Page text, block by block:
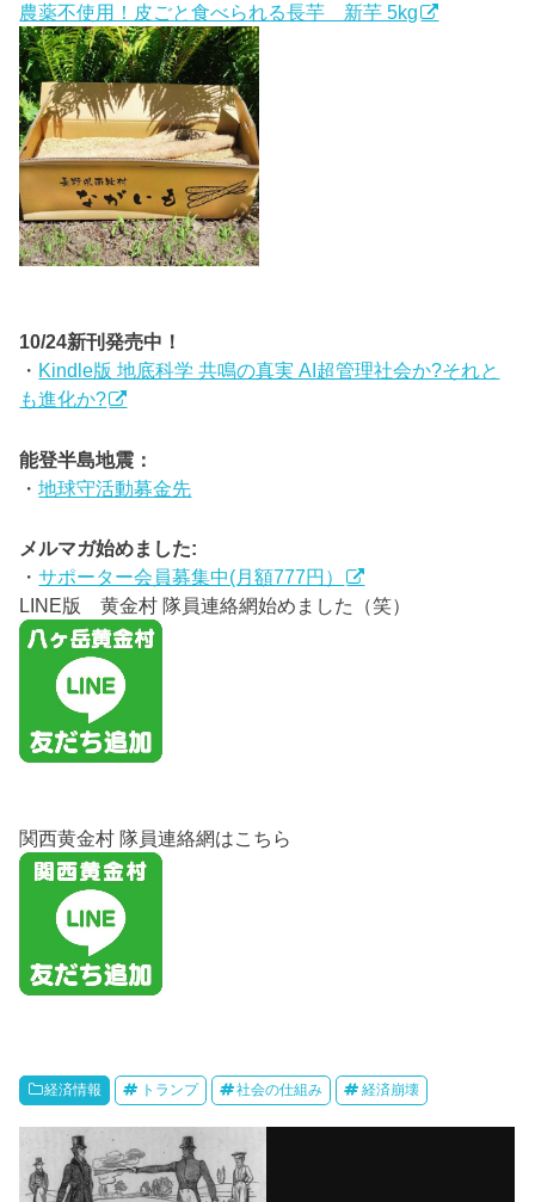
農薬不使用！皮ごと食べられる長芋 新芋 5kg
10/24新刊発売中！
・ Kindle版 地底科学 共鳴の真実 AI超管理社会か?それと
も進化か?
能登半島地震：
・地球守活動募金先
メルマガ始めました:
・サポーター会員募集中(月額777円）
LINE版 黄金村 隊員連絡網始めました（笑）
関西黄金村 隊員連絡網はこちら
経済情報 トランプ 社会の仕組み 経済崩壊